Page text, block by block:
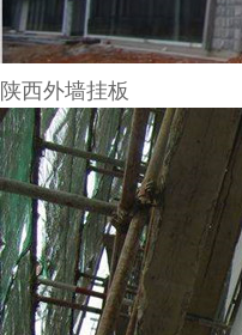
陕西外墙挂板